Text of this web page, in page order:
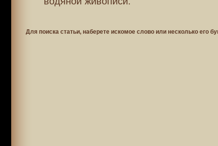
Для поиска статьи, наберете искомое слово или несколько его